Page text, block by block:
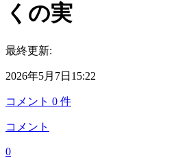
くの実
最終更新:
2026年5月7日15:22
コメント 0 件
コメント
0